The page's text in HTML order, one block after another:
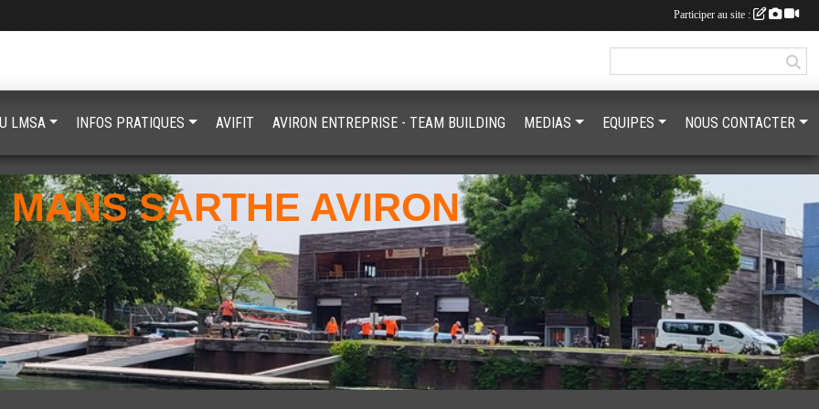
MANS SARTHE AVIRON
LMSA INFOS PRATIQUES AVIFIT AVIRON ENTREPRISE - TEAM BUILDING MEDIAS EQUIPES NOUS CONTACTER
Participer au site :